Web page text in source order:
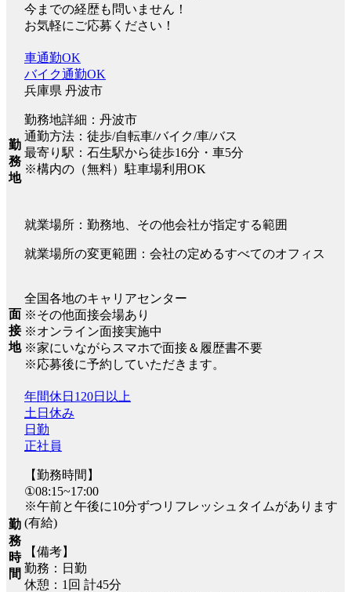
今までの経歴も問いません！
お気軽にご応募ください！
勤
務
地
車通勤OK
バイク通勤OK
兵庫県 丹波市
勤務地詳細：丹波市
通勤方法：徒歩/自転車/バイク/車/バス
最寄り駅：石生駅から徒歩16分・車5分
※構内の（無料）駐車場利用OK
就業場所：勤務地、その他会社が指定する範囲
就業場所の変更範囲：会社の定めるすべてのオフィス
面
接
地
全国各地のキャリアセンター
※その他面接会場あり
※オンライン面接実施中
※家にいながらスマホで面接＆履歴書不要
※応募後に予約していただきます。
勤
務
時
間
年間休日120日以上
土日休み
日勤
正社員
【勤務時間】
①08:15~17:00
※午前と午後に10分ずつリフレッシュタイムがあります
(有給)
【備考】
勤務：日勤
休憩：1回 計45分